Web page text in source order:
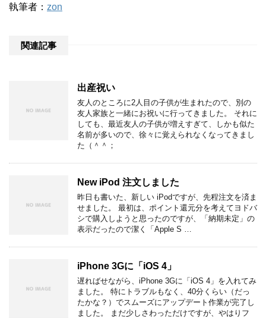
執筆者： zon
関連記事
出産祝い
友人のところに2人目の子供が生まれたので、別の
友人家族と一緒にお祝いに行ってきました。 それに
しても、最近友人の子供が増えすぎて、しかも似た
名前が多いので、徐々に覚えられなくなってきまし
た（＾＾；
New iPod 注文しました
昨日も書いた、新しい iPodですが、先程注文を済ま
せました。 最初は、ポイント還元分を考えてヨドバ
シで購入しようと思ったのですが、「納期未定」の
表示だったので潔く「Apple S …
iPhone 3Gに「iOS 4」
遅ればせながら、iPhone 3Gに「iOS 4」を入れてみ
ました。 特にトラブルもなく、40分くらい（だっ
たかな？）でスムーズにアップデート作業が完了し
ました。 まだ少しさわっただけですが、やはりフ